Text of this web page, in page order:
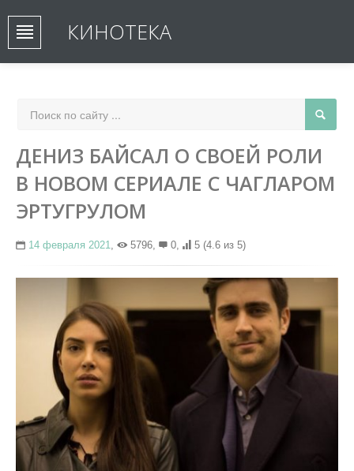
КИНОТЕКА
ДЕНИЗ БАЙСАЛ О СВОЕЙ РОЛИ
В НОВОМ СЕРИАЛЕ С ЧАГЛАРОМ
ЭРТУГРУЛОМ
14 февраля 2021, 5796, 0, 5 (4.6 из 5)